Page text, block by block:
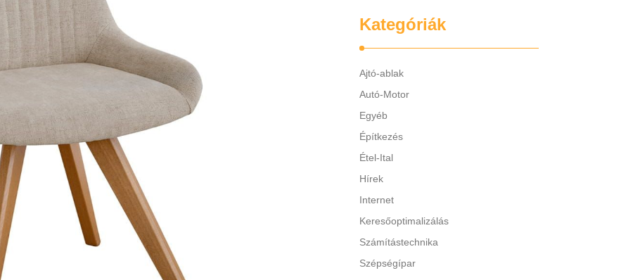
Kategóriák
Ajtó-ablak
Autó-Motor
Egyéb
Építkezés
Étel-Ital
Hírek
Internet
Keresőoptimalizálás
Számítástechnika
Szépségípar